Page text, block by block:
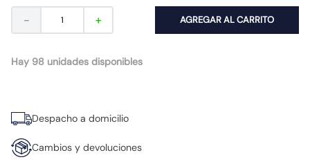
＋
－ AGREGAR AL CARRITO
Hay 98 unidades disponibles
Despacho a domicilio
Cambios y devoluciones